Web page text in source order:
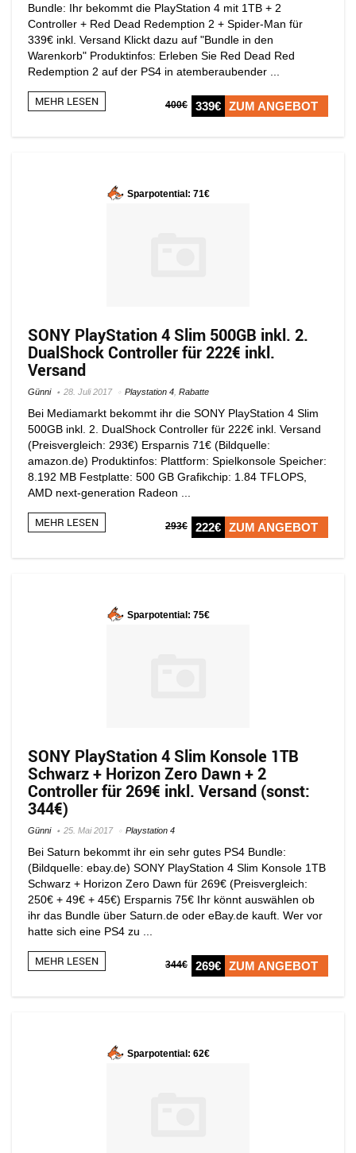
Bundle: Ihr bekommt die PlayStation 4 mit 1TB + 2
Controller + Red Dead Redemption 2 + Spider-Man für
339€ inkl. Versand Klickt dazu auf "Bundle in den
Warenkorb" Produktinfos: Erleben Sie Red Dead Red
Redemption 2 auf der PS4 in atemberaubender ...
MEHR LESEN 400€ 339€ ZUM ANGEBOT
Sparpotential: 71€
SONY PlayStation 4 Slim 500GB inkl. 2.
DualShock Controller für 222€ inkl.
Versand
Günni 28. Juli 2017 Playstation 4 Rabatte
Bei Mediamarkt bekommt ihr die SONY PlayStation 4 Slim
500GB inkl. 2. DualShock Controller für 222€ inkl. Versand
(Preisvergleich: 293€) Ersparnis 71€ (Bildquelle:
amazon.de) Produktinfos: Plattform: Spielkonsole Speicher:
8.192 MB Festplatte: 500 GB Grafikchip: 1.84 TFLOPS,
AMD next-generation Radeon ...
MEHR LESEN 293€ 222€ ZUM ANGEBOT
Sparpotential: 75€
SONY PlayStation 4 Slim Konsole 1TB
Schwarz + Horizon Zero Dawn + 2
Controller für 269€ inkl. Versand (sonst:
344€)
Günni 25. Mai 2017 Playstation 4
Bei Saturn bekommt ihr ein sehr gutes PS4 Bundle:
(Bildquelle: ebay.de) SONY PlayStation 4 Slim Konsole 1TB
Schwarz + Horizon Zero Dawn für 269€ (Preisvergleich:
250€ + 49€ + 45€) Ersparnis 75€ Ihr könnt auswählen ob
ihr das Bundle über Saturn.de oder eBay.de kauft. Wer vor
hatte sich eine PS4 zu ...
MEHR LESEN 344€ 269€ ZUM ANGEBOT
Sparpotential: 62€